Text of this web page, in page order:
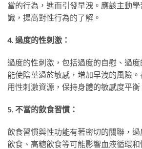
當的行為，進而引發早洩。應該主動
識，提高對性行為的了解。
4. 過度的性刺激：
過度的性刺激，包括過度的自慰、過
能使陰莖過於敏感，增加早洩的風險
用性刺激資源，保持身體的敏感度平衡
5. 不當的飲食習慣：
飲食習慣與性功能有著密切的關聯，
飲食、高糖飲食等可能影響血液循環